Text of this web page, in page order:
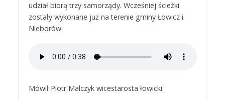
udział biorą trzy samorządy. Wcześniej ścieżki
zostały wykonane już na terenie gminy Łowicz i
Nieborów.
Mówił Piotr Malczyk wicestarosta łowicki